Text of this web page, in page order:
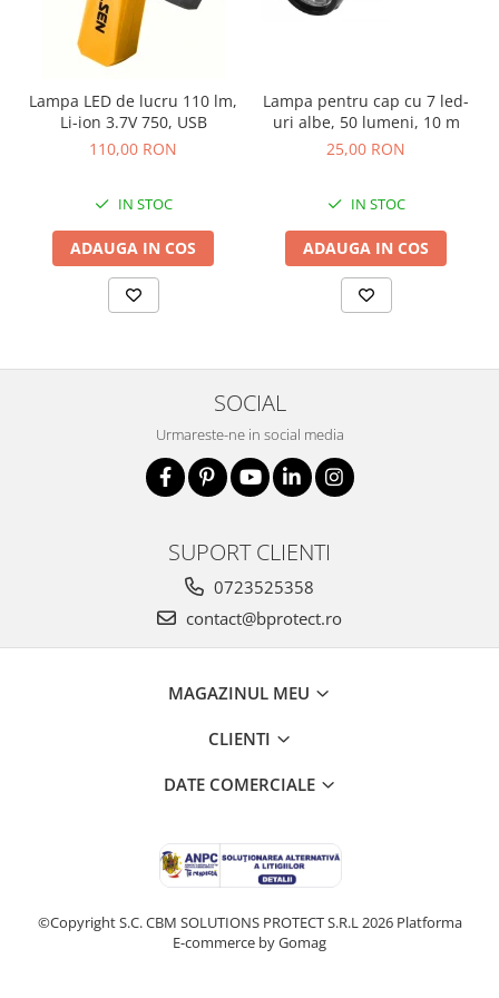
Iluminat si electrice
Masini de amestecat si vopsit
Masini de gaurit si insurubat
Masini de slefuit si rindeluit
Polizoare unghiulare
Scule electrice de banc
Suflante aer cald si aspiratoare
Semnalizare și delimitare
Articole de ploaie
Echipamente de lucru
Hanorace
îmbrăcăminte unică folosinţă
Accesorii industria alimentară
Lampa LED de lucru 110 lm,
Li-ion 3.7V 750, USB
110,00 RON
IN STOC
ADAUGA IN COS
Lampa pentru cap cu 7 led-
uri albe, 50 lumeni, 10 m
25,00 RON
IN STOC
ADAUGA IN COS
SOCIAL
Urmareste-ne in social media
SUPORT CLIENTI
0723525358
contact@bprotect.ro
MAGAZINUL MEU
CLIENTI
DATE COMERCIALE
©Copyright S.C. CBM SOLUTIONS PROTECT S.R.L 2026 Platforma
E-commerce by Gomag